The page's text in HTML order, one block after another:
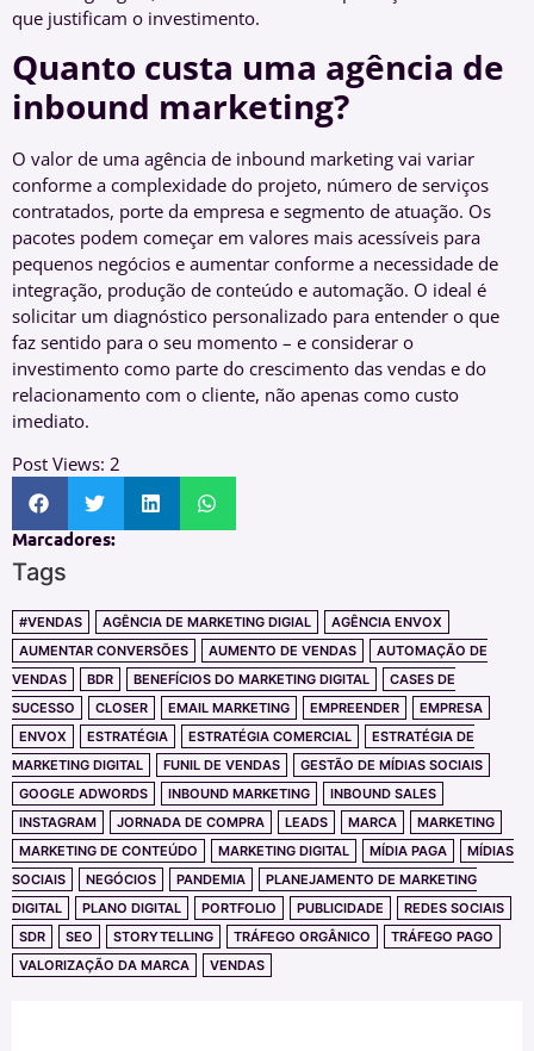
que justificam o investimento.
Quanto custa uma agência de
inbound marketing?
O valor de uma agência de inbound marketing vai variar
conforme a complexidade do projeto, número de serviços
contratados, porte da empresa e segmento de atuação. Os
pacotes podem começar em valores mais acessíveis para
pequenos negócios e aumentar conforme a necessidade de
integração, produção de conteúdo e automação. O ideal é
solicitar um diagnóstico personalizado para entender o que
faz sentido para o seu momento – e considerar o
investimento como parte do crescimento das vendas e do
relacionamento com o cliente, não apenas como custo
imediato.
Post Views: 2
Marcadores:
Tags
#VENDAS AGÊNCIA DE MARKETING DIGIAL
AGÊNCIA ENVOX
AUMENTAR CONVERSÕES
AUMENTO DE VENDAS
AUTOMAÇÃO DE
VENDAS
BDR BENEFÍCIOS DO MARKETING DIGITAL
CASES DE
SUCESSO
CLOSER EMAIL MARKETING EMPREENDER
EMPRESA
ENVOX
ESTRATÉGIA ESTRATÉGIA COMERCIAL
ESTRATÉGIA DE
MARKETING DIGITAL
FUNIL DE VENDAS
GESTÃO DE MÍDIAS SOCIAIS
GOOGLE ADWORDS
INBOUND MARKETING
INBOUND SALES
INSTAGRAM
JORNADA DE COMPRA LEADS MARCA
MARKETING
MARKETING DE CONTEÚDO
MARKETING DIGITAL MÍDIA PAGA
MÍDIAS
SOCIAIS
NEGÓCIOS PANDEMIA
PLANEJAMENTO DE MARKETING
DIGITAL
PLANO DIGITAL PORTFOLIO PUBLICIDADE
REDES SOCIAIS
SDR
SEO STORYTELLING TRÁFEGO ORGÂNICO
TRÁFEGO PAGO
VALORIZAÇÃO DA MARCA
VENDAS